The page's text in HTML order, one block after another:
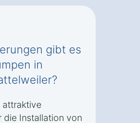
gibt es
in
attraktive
die Installation von